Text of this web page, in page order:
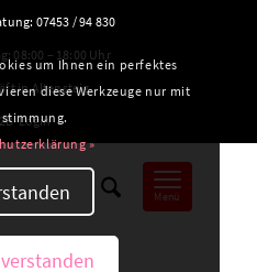
07453 / 94 830
08:00 – 18:00 Uhr
in Altensteig
Login
Menü
um Ihnen ein perfektes
diese Werkzeuge nur mit
»